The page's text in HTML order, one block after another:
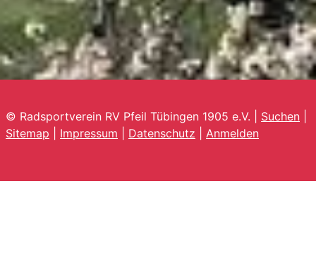
© Radsportverein RV Pfeil Tübingen 1905 e.V. | Suchen
Sitemap
Impressum Datenschutz Anmelden